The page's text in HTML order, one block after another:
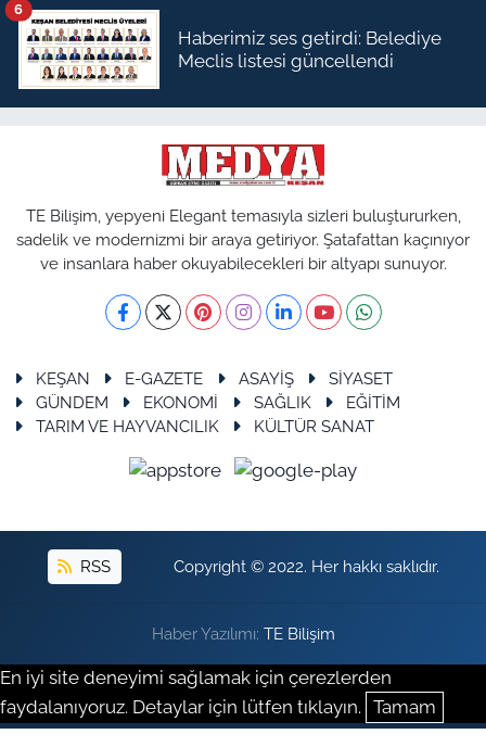
Haberimiz ses getirdi: Belediye
Meclis listesi güncellendi
6
TE Bilişim, yepyeni Elegant temasıyla sizleri buluştururken,
sadelik ve modernizmi bir araya getiriyor. Şatafattan kaçınıyor
ve insanlara haber okuyabilecekleri bir altyapı sunuyor.
KEŞAN E-GAZETE ASAYİŞ
SİYASET
GÜNDEM
EKONOMİ SAĞLIK
EĞİTİM
TARIM VE HAYVANCILIK
KÜLTÜR SANAT
RSS Copyright © 2022. Her hakkı saklıdır.
Haber Yazılımı: TE Bilişim
En iyi site deneyimi sağlamak için çerezlerden
faydalanıyoruz. Detaylar için lütfen tıklayın. Tamam